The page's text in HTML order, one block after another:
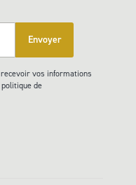
Envoyer
vos informations
de